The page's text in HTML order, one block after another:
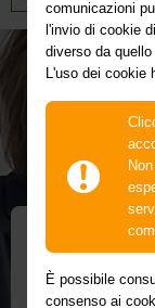
comunicazioni
l'invio di cookie
diverso da
L'uso dei cookie
È possibile
consenso ai